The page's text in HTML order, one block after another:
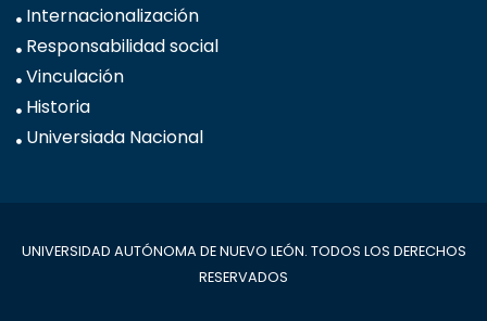
Internacionalización
Responsabilidad social
Vinculación
Historia
Universiada Nacional
UNIVERSIDAD AUTÓNOMA DE NUEVO LEÓN. TODOS LOS DERECHOS
RESERVADOS